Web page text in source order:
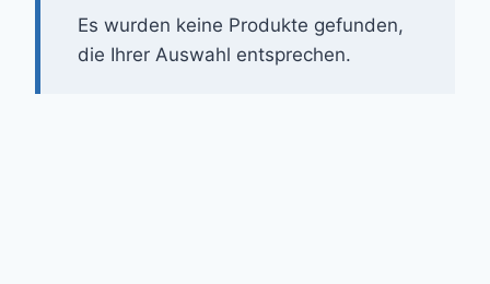
Es wurden keine Produkte gefunden,
die Ihrer Auswahl entsprechen.